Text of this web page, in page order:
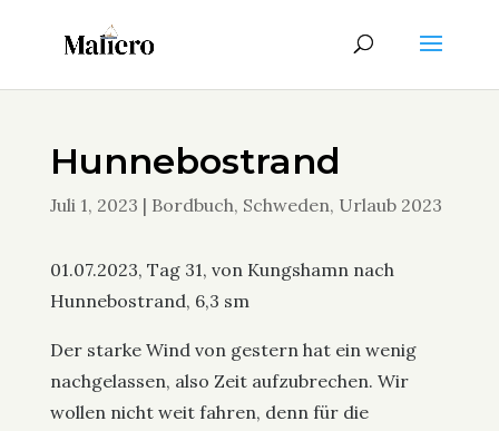
Hunnebostrand
Juli 1, 2023 | Bordbuch, Schweden, Urlaub 2023
01.07.2023, Tag 31, von Kungshamn nach
Hunnebostrand, 6,3 sm
Der starke Wind von gestern hat ein wenig
nachgelassen, also Zeit aufzubrechen. Wir
wollen nicht weit fahren, denn für die